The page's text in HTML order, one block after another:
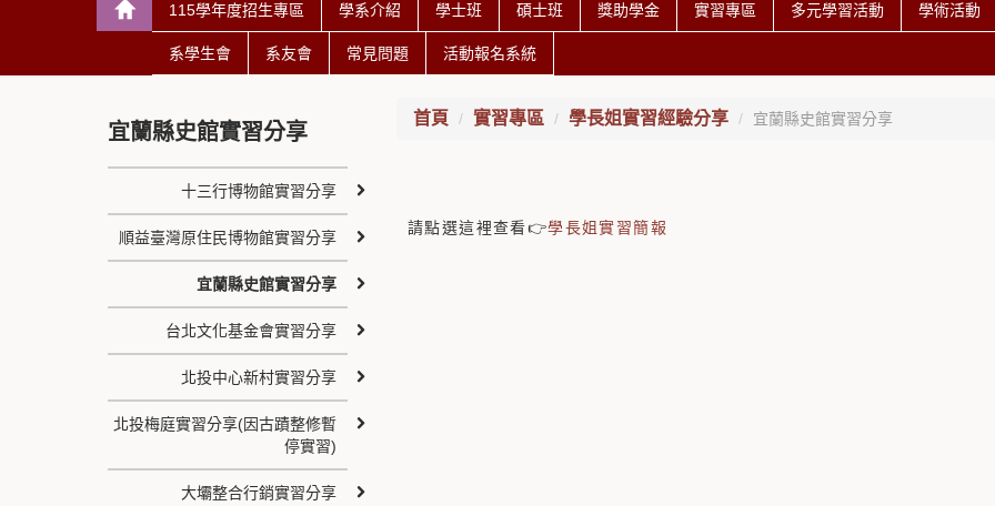
115學年度招生專區 學系介紹 學士班 碩士班 獎助學金 實習專區 多元學習活動 學術活動
系學生會 系友會 常見問題 活動報名系統
首頁 實習專區 學長姐實習經驗分享 宜蘭縣史館實習分享
請點選這裡查看👉學長姐實習簡報
宜蘭縣史館實習分享
十三行博物館實習分享
順益臺灣原住民博物館實習分享
宜蘭縣史館實習分享
台北文化基金會實習分享
北投中心新村實習分享
北投梅庭實習分享(因古蹟整修暫
停實習)
大壩整合行銷實習分享